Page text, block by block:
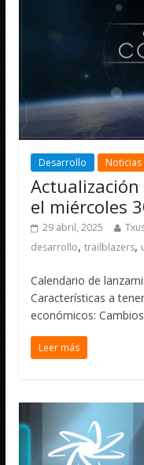
Desarrollo Noticias
el miércoles
29 abril, 2025
desarrollo,trailblazers,
Calendario de
Características a
económicos:
Leer más